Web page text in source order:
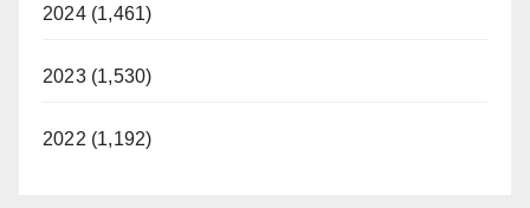
2024 (1,461)
2023 (1,530)
2022 (1,192)